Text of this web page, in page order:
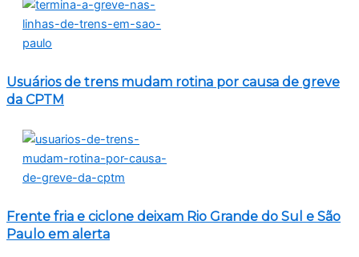
Usuários de trens mudam rotina por causa de greve
da CPTM
Frente fria e ciclone deixam Rio Grande do Sul e São
Paulo em alerta